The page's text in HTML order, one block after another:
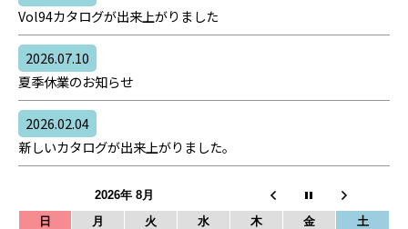
Vol94カタログが出来上がりました
2026.07.10
夏季休業のお知らせ
2026.02.04
新しいカタログが出来上がりました。
2026年 8月
日
月 火 水 木 金
土